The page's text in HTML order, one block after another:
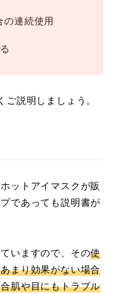
の連続使用
説明しましょう。
ットアイマスクが販
であっても説明書が
いますので、その使
まり効果がない場合
肌や目にもトラブル